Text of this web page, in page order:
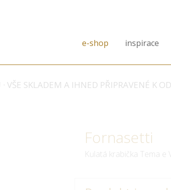
e-shop inspirace
VŠE SKLADEM A IHNED PŘIPRAVENÉ K
Fornasetti
Kulatá krabička Tema